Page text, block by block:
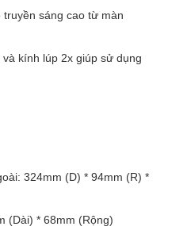
sáng cao từ màn
kính lúp 2x giúp sử dụng
324mm (D) * 94mm (R) *
(Dài) * 68mm (Rộng)